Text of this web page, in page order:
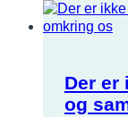
Der er
og